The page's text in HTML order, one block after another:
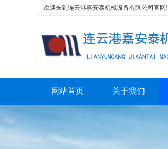
欢迎来到连云港嘉安泰机械设备有限公司官网!
网站首页 关于我们